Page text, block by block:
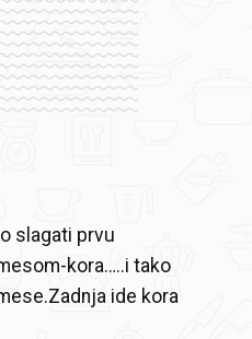
slagati prvu
kora…..i tako
ide kora